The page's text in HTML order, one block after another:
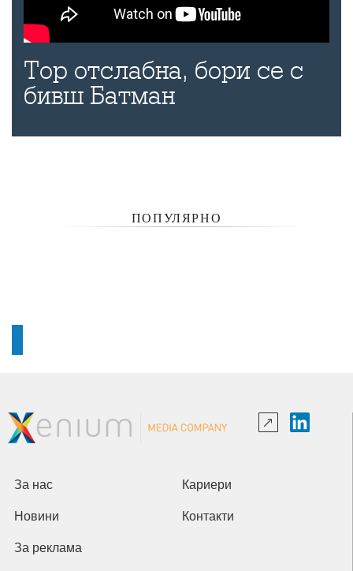
Тор отслабна, бори се с
бивш Батман
ПОПУЛЯРНО
За нас Кариери
Новини Контакти
За реклама